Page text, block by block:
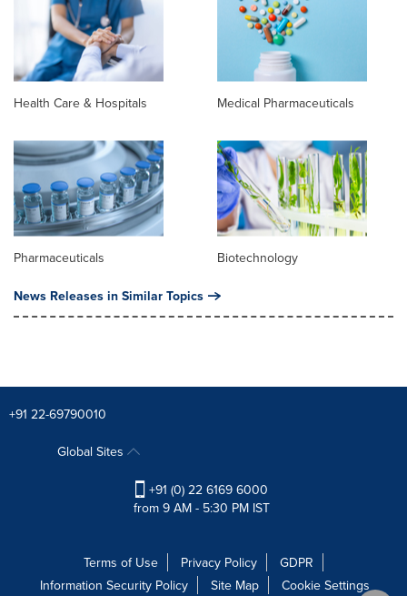
Health Care & Hospitals Medical Pharmaceuticals
Pharmaceuticals Biotechnology
News Releases in Similar Topics
+91 22-69790010
Global Sites
+91 (0) 22 6169 6000
from 9 AM - 5:30 PM IST
Terms of Use Privacy Policy
GDPR
Information Security Policy
Site Map Cookie Settings